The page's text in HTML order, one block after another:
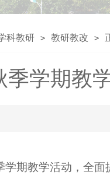
科教研 > 教研教改 >
季学期教
学期教学活动，全